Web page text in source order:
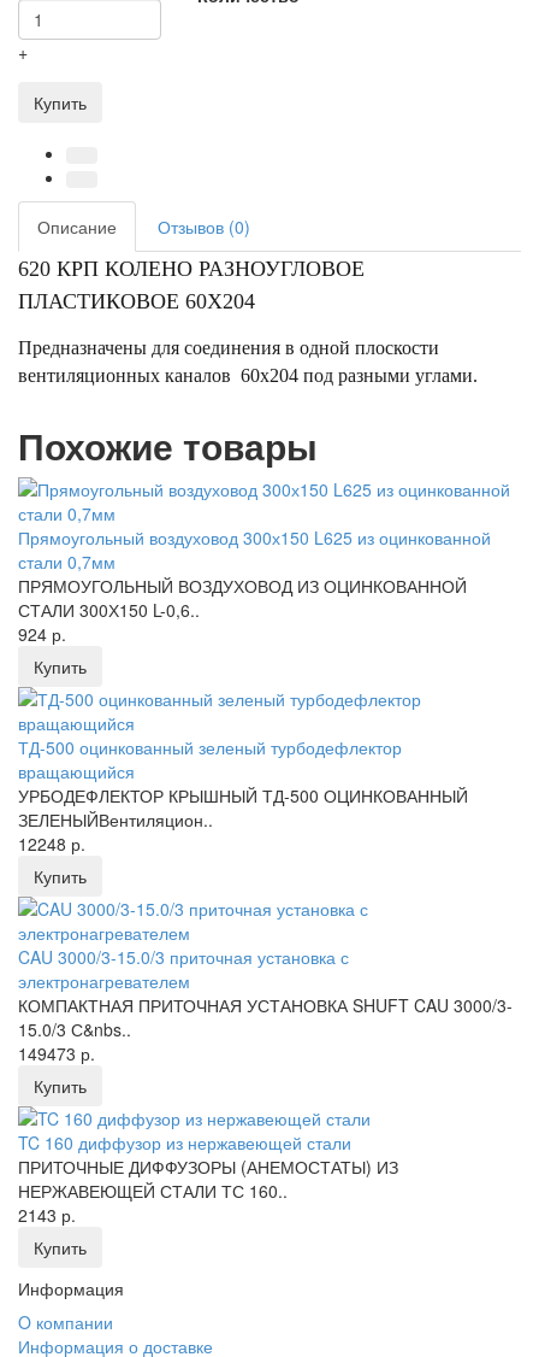
+
Купить
Описание
Отзывов (0)
620 КРП КОЛЕНО РАЗНОУГЛОВОЕ
ПЛАСТИКОВОЕ 60Х204
Предназначены для соединения в одной плоскости
вентиляционных каналов 60х204 под разными углами.
Похожие товары
Прямоугольный воздуховод 300х150 L625 из оцинкованной
стали 0,7мм
ПРЯМОУГОЛЬНЫЙ ВОЗДУХОВОД ИЗ ОЦИНКОВАННОЙ
СТАЛИ 300Х150 L-0,6..
924 р.
Купить
ТД-500 оцинкованный зеленый турбодефлектор
вращающийся
УРБОДЕФЛЕКТОР КРЫШНЫЙ ТД-500 ОЦИНКОВАННЫЙ
ЗЕЛЕНЫЙВентиляцион..
12248 р.
Купить
CAU 3000/3-15.0/3 приточная установка с
электронагревателем
КОМПАКТНАЯ ПРИТОЧНАЯ УСТАНОВКА SHUFT CAU 3000/3-
15.0/3 С&nbs..
149473 р.
Купить
TC 160 диффузор из нержавеющей стали
ПРИТОЧНЫЕ ДИФФУЗОРЫ (АНЕМОСТАТЫ) ИЗ
НЕРЖАВЕЮЩЕЙ СТАЛИ ТС 160..
2143 р.
Купить
Информация
O компании
Информация о доставке